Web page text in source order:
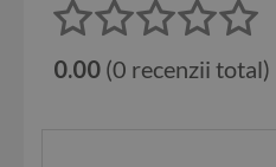
0.00 (0 recenzii total)